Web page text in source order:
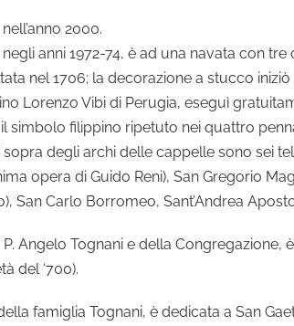
2000.
anni 1972-74, è ad una navata con
nel 1706; la decorazione a stucco
Lorenzo Vibi di Perugia, eseguì
filippino ripetuto nei quattro
degli archi delle cappelle sono sei
opera di Guido Reni), San Gregorio
San Carlo Borromeo, Sant’Andrea
Angelo Tognani e della
del ‘700).
famiglia Tognani, è dedicata a San